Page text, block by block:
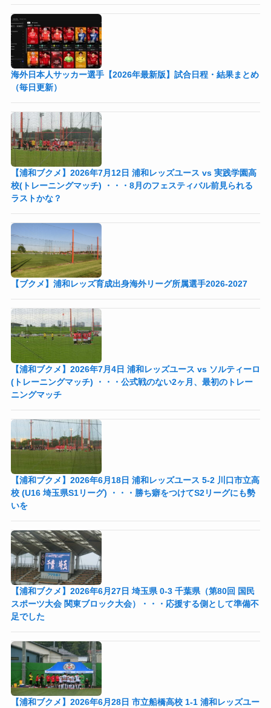
海外日本人サッカー選手【2026年最新版】試合日程・結果まとめ
（毎日更新）
【浦和ブクメ】2026年7月12日 浦和レッズユース vs 実践学園高
校(トレーニングマッチ) ・・・8月のフェスティバル前見られる
ラストかな？
【ブクメ】浦和レッズ育成出身海外リーグ所属選手2026-2027
【浦和ブクメ】2026年7月4日 浦和レッズユース vs ソルティーロ
(トレーニングマッチ) ・・・公式戦のない2ヶ月、最初のトレー
ニングマッチ
【浦和ブクメ】2026年6月18日 浦和レッズユース 5-2 川口市立高
校 (U16 埼玉県S1リーグ) ・・・勝ち癖をつけてS2リーグにも勢
いを
【浦和ブクメ】2026年6月27日 埼玉県 0-3 千葉県（第80回 国民
スポーツ大会 関東ブロック大会）・・・応援する側として準備不
足でした
【浦和ブクメ】2026年6月28日 市立船橋高校 1-1 浦和レッズユー